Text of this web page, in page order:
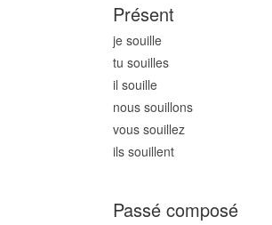
Présent
je souille
tu souilles
il souille
nous souillons
vous souillez
ils souillent
Passé composé